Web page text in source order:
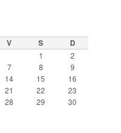
V S D
1
2
7 8
9
14 15
16
21 22
23
28 29
30